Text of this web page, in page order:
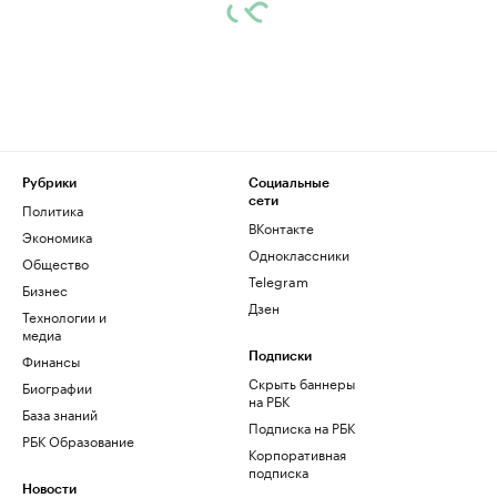
Рубрики
Политика
Экономика
Общество
Бизнес
Технологии и
медиа
Финансы
Биографии
База знаний
РБК Образование
Новости
Социальные
сети
ВКонтакте
Одноклассники
Telegram
Дзен
Подписки
Скрыть баннеры
на РБК
Подписка на РБК
Корпоративная
подписка